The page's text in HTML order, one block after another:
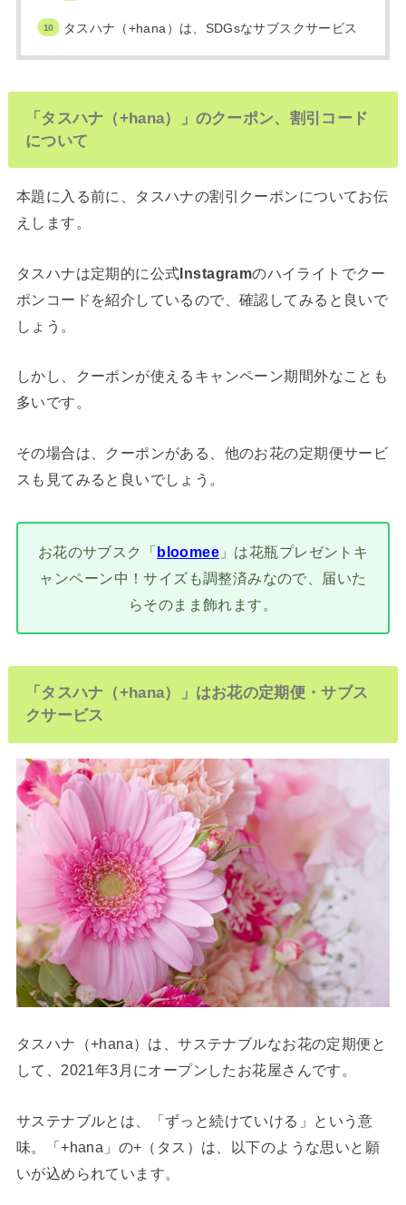
タスハナ（+hana）は、SDGsなサブスクサービス
「タスハナ（+hana）」のクーポン、割引コード
について
本題に入る前に、タスハナの割引クーポンについてお伝
えします。
タスハナは定期的に公式Instagramのハイライトでクー
ポンコードを紹介しているので、確認してみると良いで
しょう。
しかし、クーポンが使えるキャンペーン期間外なことも
多いです。
その場合は、クーポンがある、他のお花の定期便サービ
スも見てみると良いでしょう。
お花のサブスク「bloomee 」は花瓶プレゼントキ
ャンペーン中！サイズも調整済みなので、届いた
らそのまま飾れます。
「タスハナ（+hana）」はお花の定期便・サブス
クサービス
タスハナ（+hana）は、サステナブルなお花の定期便と
して、2021年3月にオープンしたお花屋さんです。
サステナブルとは、「ずっと続けていける」という意
味。「+hana」の+（タス）は、以下のような思いと願
いが込められています。